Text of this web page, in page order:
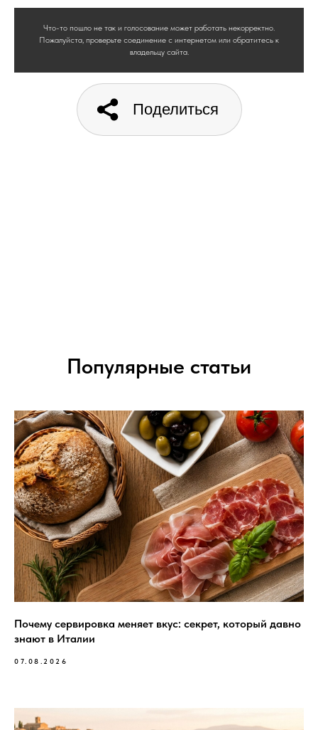
Что-то пошло не так и голосование может работать некорректно.
Пожалуйста, проверьте соединение с интернетом или обратитесь к
владельцу сайта.
Поделиться
Популярные статьи
Почему сервировка меняет вкус: секрет, который давно
знают в Италии
07.08.2026